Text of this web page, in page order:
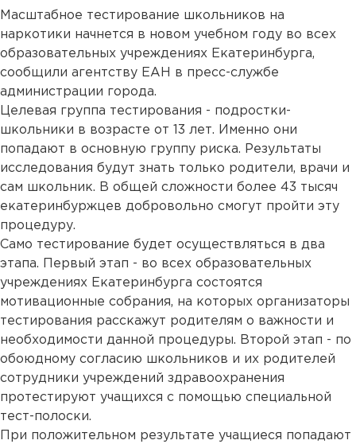
Масштабное тестирование школьников на
наркотики начнется в новом учебном году во всех
образовательных учреждениях Екатеринбурга,
сообщили агентству ЕАН в пресс-службе
администрации города.
Целевая группа тестирования - подростки-
школьники в возрасте от 13 лет. Именно они
попадают в основную группу риска. Результаты
исследования будут знать только родители, врачи и
сам школьник. В общей сложности более 43 тысяч
екатеринбуржцев добровольно смогут пройти эту
процедуру.
Само тестирование будет осуществляться в два
этапа. Первый этап - во всех образовательных
учреждениях Екатеринбурга состоятся
мотивационные собрания, на которых организаторы
тестирования расскажут родителям о важности и
необходимости данной процедуры. Второй этап - по
обоюдному согласию школьников и их родителей
сотрудники учреждений здравоохранения
протестируют учащихся с помощью специальной
тест-полоски.
При положительном результате учащиеся попадают